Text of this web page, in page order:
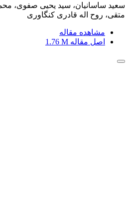
سعید ساسانیان، سید یحیی صفوی،
متقی، روح اله قادری کنگاوری
مشاهده مقاله
اصل مقاله 1.76 M